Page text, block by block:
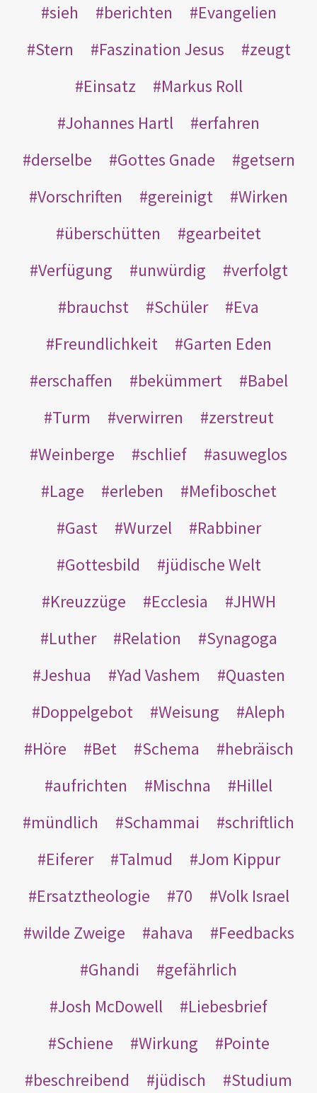
sieh
berichten
Evangelien
Stern
Faszination Jesus
zeugt
Einsatz
Markus Roll
Johannes Hartl
erfahren
derselbe
Gottes Gnade
getsern
Vorschriften
gereinigt
Wirken
überschütten
gearbeitet
Verfügung
unwürdig
verfolgt
brauchst
Schüler
Eva
Freundlichkeit
Garten Eden
erschaffen
bekümmert
Babel
Turm
verwirren
zerstreut
Weinberge
schlief
asuweglos
Lage
erleben
Mefiboschet
Gast
Wurzel
Rabbiner
Gottesbild
jüdische Welt
Kreuzzüge
Ecclesia
JHWH
Luther
Relation
Synagoga
Jeshua
Yad Vashem
Quasten
Doppelgebot
Weisung
Aleph
Höre
Bet Schema
hebräisch
aufrichten
Mischna
Hillel
mündlich
Schammai
schriftlich
Eiferer
Talmud
Jom Kippur
Ersatztheologie
70
Volk Israel
wilde Zweige
ahava
Feedbacks
Ghandi
gefährlich
Josh McDowell
Liebesbrief
Schiene
Wirkung
Pointe
beschreibend
jüdisch Studium